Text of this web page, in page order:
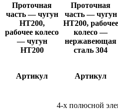
Проточная
часть — чугун
HT200,
рабочее колесо
— чугун
HT200
Проточная
часть — чугун
HT200, рабочее
колесо —
нержавеющая
сталь 304
Артикул Артикул
4-х полюсной